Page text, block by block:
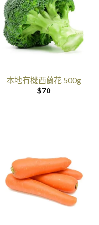
本地有機西蘭花 500g
$70